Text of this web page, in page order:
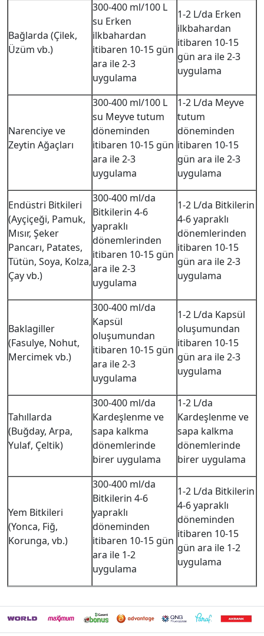
Bağlarda (Çilek,
Üzüm vb.)
300-400 ml/100 L
su Erken
ilkbahardan
itibaren 10-15 gün
ara ile 2-3
uygulama
1-2 L/da Erken
ilkbahardan
itibaren 10-15
gün ara ile 2-3
uygulama
Narenciye ve
Zeytin Ağaçları
300-400 ml/100 L
su Meyve tutum
döneminden
itibaren 10-15 gün
ara ile 2-3
uygulama
1-2 L/da Meyve
tutum
döneminden
itibaren 10-15
gün ara ile 2-3
uygulama
Endüstri Bitkileri
(Ayçiçeği, Pamuk,
Mısır, Şeker
Pancarı, Patates,
Tütün, Soya, Kolza,
Çay vb.)
300-400 ml/da
Bitkilerin 4-6
yapraklı
dönemlerinden
itibaren 10-15 gün
ara ile 2-3
uygulama
1-2 L/da Bitkilerin
4-6 yapraklı
dönemlerinden
itibaren 10-15
gün ara ile 2-3
uygulama
Baklagiller
(Fasulye, Nohut,
Mercimek vb.)
300-400 ml/da
Kapsül
oluşumundan
itibaren 10-15 gün
ara ile 2-3
uygulama
1-2 L/da Kapsül
oluşumundan
itibaren 10-15
gün ara ile 2-3
uygulama
Tahıllarda
(Buğday, Arpa,
Yulaf, Çeltik)
300-400 ml/da
Kardeşlenme ve
sapa kalkma
dönemlerinde
birer uygulama
1-2 L/da
Kardeşlenme ve
sapa kalkma
dönemlerinde
birer uygulama
Yem Bitkileri
(Yonca, Fiğ,
Korunga, vb.)
300-400 ml/da
Bitkilerin 4-6
yapraklı
döneminden
itibaren 10-15 gün
ara ile 1-2
uygulama
1-2 L/da Bitkilerin
4-6 yapraklı
döneminden
itibaren 10-15
gün ara ile 1-2
uygulama